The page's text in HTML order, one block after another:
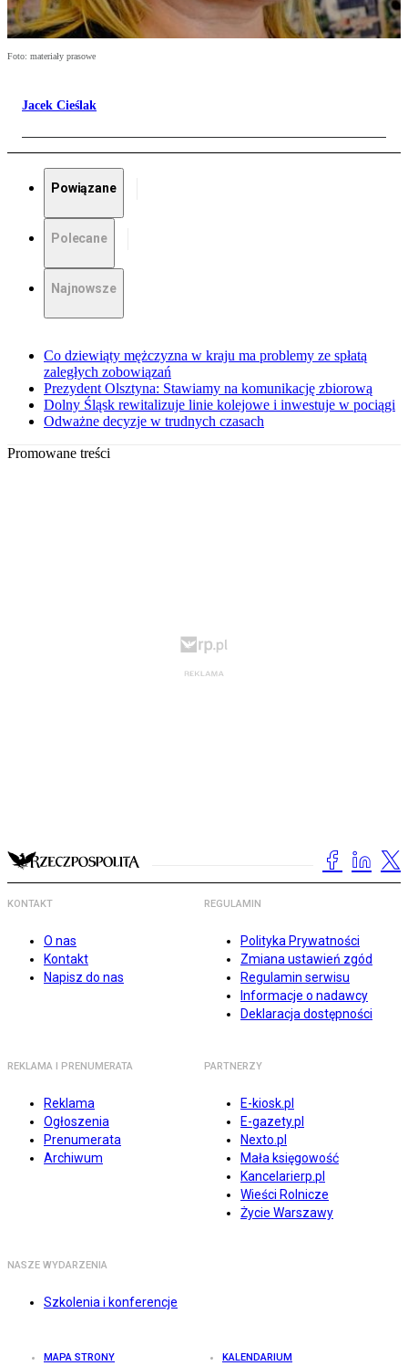
Foto: materiały prasowe
Jacek Cieślak
Powiązane
Polecane
Najnowsze
Co dziewiąty mężczyzna w kraju ma problemy ze spłatą
zaległych zobowiązań
Prezydent Olsztyna: Stawiamy na komunikację zbiorową
Dolny Śląsk rewitalizuje linie kolejowe i inwestuje w pociągi
Odważne decyzje w trudnych czasach
Promowane treści
KONTAKT
O nas
Kontakt
Napisz do nas
REGULAMIN
Polityka Prywatności
Zmiana ustawień zgód
Regulamin serwisu
Informacje o nadawcy
Deklaracja dostępności
REKLAMA I PRENUMERATA
Reklama
Ogłoszenia
Prenumerata
Archiwum
PARTNERZY
E-kiosk.pl
E-gazety.pl
Nexto.pl
Mała księgowość
Kancelarierp.pl
Wieści Rolnicze
Życie Warszawy
NASZE WYDARZENIA
Szkolenia i konferencje
MAPA STRONY KALENDARIUM